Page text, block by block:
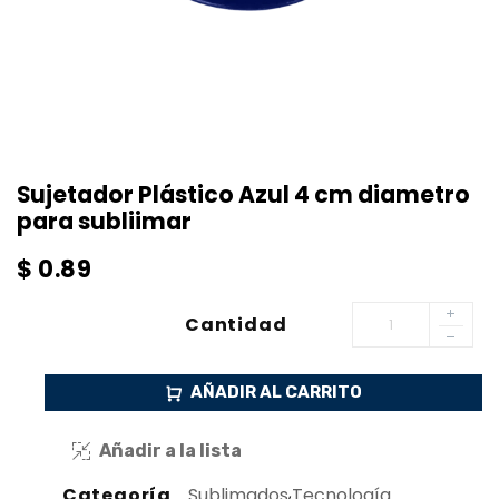
Sujetador Plástico Azul 4 cm diametro
para subliimar
$ 0.89
Cantidad
AÑADIR AL CARRITO
Añadir a la lista
,